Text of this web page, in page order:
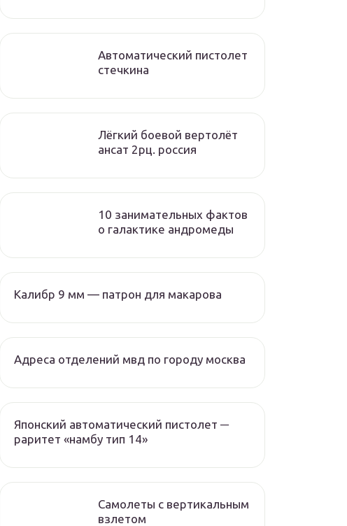
Автоматический пистолет
стечкина
Лёгкий боевой вертолёт
ансат 2рц. россия
10 занимательных фактов
о галактике андромеды
Калибр 9 мм — патрон для макарова
Адреса отделений мвд по городу москва
Японский автоматический пистолет ─
раритет «намбу тип 14»
Самолеты с вертикальным
взлетом